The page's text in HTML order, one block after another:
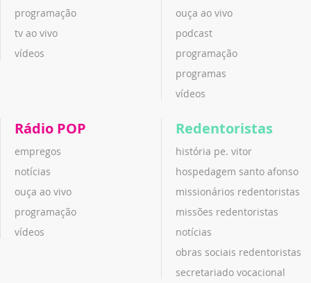
programação
tv ao vivo
vídeos
ouça ao vivo
podcast
programação
programas
vídeos
Rádio POP
empregos
notícias
ouça ao vivo
programação
vídeos
Redentoristas
história pe. vitor
hospedagem santo afonso
missionários redentoristas
missões redentoristas
notícias
obras sociais redentoristas
secretariado vocacional